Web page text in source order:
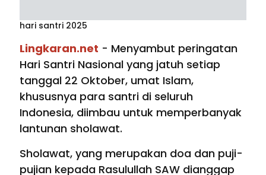
hari santri 2025
Lingkaran.net - Menyambut peringatan
Hari Santri Nasional yang jatuh setiap
tanggal 22 Oktober, umat Islam,
khususnya para santri di seluruh
Indonesia, diimbau untuk memperbanyak
lantunan sholawat.
Sholawat, yang merupakan doa dan puji-
pujian kepada Rasulullah SAW dianggap